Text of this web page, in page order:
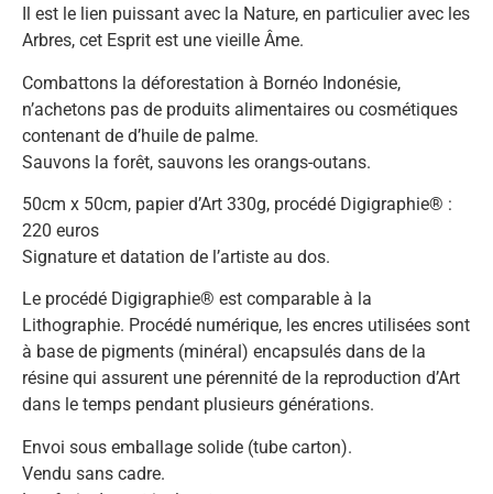
Il est le lien puissant avec la Nature, en particulier avec les
Arbres, cet Esprit est une vieille Âme.
Combattons la déforestation à Bornéo Indonésie,
n’achetons pas de produits alimentaires ou cosmétiques
contenant de d’huile de palme.
Sauvons la forêt, sauvons les orangs-outans.
50cm x 50cm, papier d’Art 330g, procédé Digigraphie® :
220 euros
Signature et datation de l’artiste au dos.
Le procédé Digigraphie® est comparable à la
Lithographie. Procédé numérique, les encres utilisées sont
à base de pigments (minéral) encapsulés dans de la
résine qui assurent une pérennité de la reproduction d’Art
dans le temps pendant plusieurs générations.
Envoi sous emballage solide (tube carton).
Vendu sans cadre.